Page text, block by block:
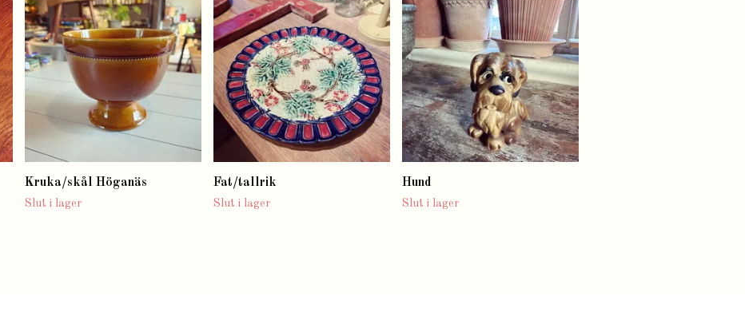
Kruka/skål Höganäs
Slut i lager
Fat/tallrik
Slut i lager
Hund
Slut i lager